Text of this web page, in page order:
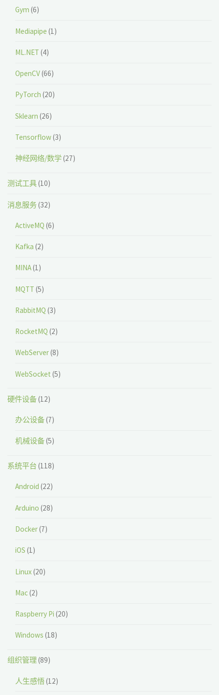
Gym (6)
Mediapipe (1)
ML.NET (4)
OpenCV(66)
PyTorch (20)
Sklearn (26)
Tensorflow(3)
神经网络/数学(27)
测试工具(10)
消息服务(32)
ActiveMQ (6)
Kafka (2)
MINA(1)
MQTT (5)
RabbitMQ (3)
RocketMQ (2)
WebServer(8)
WebSocket (5)
硬件设备(12)
办公设备(7)
机械设备(5)
系统平台 (118)
Android (22)
Arduino (28)
Docker(7)
iOS (1)
Linux(20)
Mac(2)
Raspberry Pi (20)
Windows (18)
组织管理(89)
人生感悟(12)